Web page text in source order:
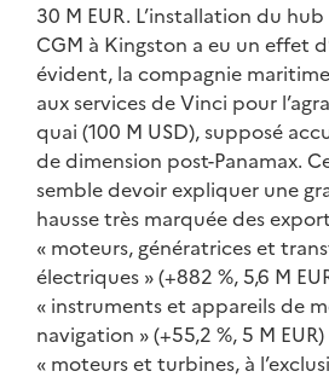
30 M EUR. L’installation du
CGM à Kingston a eu un effet
évident, la compagnie
aux services de Vinci pour
quai (100 M USD), supposé
de dimension post-Panamax.
semble devoir expliquer une
hausse très marquée des
« moteurs, génératrices et
électriques » (+882 %, 5,6 M
« instruments et appareils de
navigation » (+55,2 %, 5 M
« moteurs et turbines, à